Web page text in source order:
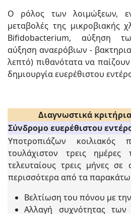
Ο ρόλος των λοιμώξεων,
μεταβολές της μικροβιακής
Bifidobacterium, αύξηση
αύξηση αναερόβιων -
λεπτό) πιθανότατα να
δημιουργία ευερέθιστου
Διαγνωστικά
Σύνδρομο ευερέθιστου
Υποτροπιάζων
τουλάχιστον τρεις
τελευταίους τρεις μήνες
περισσότερα από τα
Βελτίωση του πόνου με
Αλλαγή συχνότητας